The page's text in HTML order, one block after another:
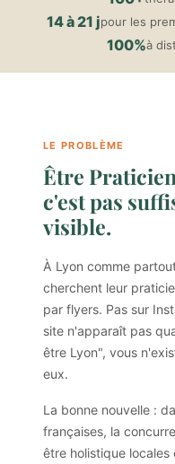
14 à 21 jpour les
100%à
LE PROBLÈME
Être
c'est pas
visible.
À Lyon comme
cherchent leur
par flyers. Pas sur
site n'apparaît pas
être Lyon", vous
eux.
La bonne nouvelle :
françaises, la
être holistique